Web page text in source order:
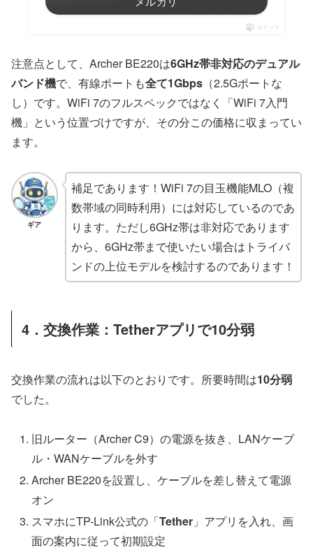
ポチップ
注意点として、Archer BE220は6GHz帯非対応のデュアル
バンド機で、有線ポートも全て1Gbps （2.5Gポートな
し）です。WiFi 7のフルスペックではなく「WiFi 7入門
機」という位置づけですが、その分この価格に収まってい
ます。
ギア
補足であります！WiFi 7の目玉機能MLO（複
数帯域の同時利用）には対応しているのであ
ります。ただし6GHz帯は非対応であります
から、6GHz帯まで使いたい場合はトライバ
ンドの上位モデルを検討するのであります！
4．交換作業：Tetherアプリで10分弱
交換作業の流れは以下のとおりです。所要時間は10分弱
でした。
旧ルーター（Archer C9）の電源を抜き、LANケーブ
ル・WANケーブルを外す
Archer BE220を設置し、ケーブルを差し替えて電源
オン
スマホにTP-Link公式の「Tether 」アプリを入れ、画
面の案内に従って初期設定